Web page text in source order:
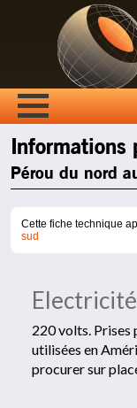
Informations
Pérou du nord
Cette fiche technique
sud
220 volts. Prises
utilisées en
procurer sur